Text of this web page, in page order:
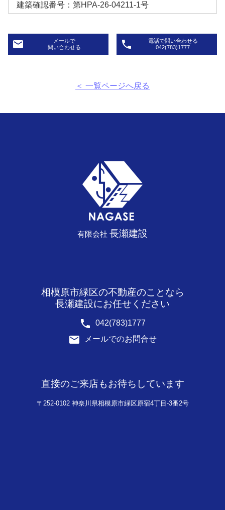
建築確認番号：第HPA-26-04211-1号
email
メールで
問い合わせる
phone
電話で問い合わせる
042(783)1777
＜ 一覧ページへ戻る
有限会社 長瀬建設
相模原市緑区の不動産のことなら
長瀬建設にお任せください
phone 042(783)1777
email メールでのお問合せ
直接のご来店もお待ちしています
〒252-0102 神奈川県相模原市緑区原宿4丁目-3番2号